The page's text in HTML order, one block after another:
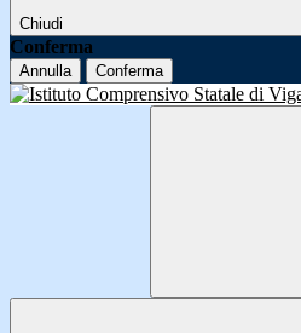
Chiudi
Conferma
Annulla Conferma